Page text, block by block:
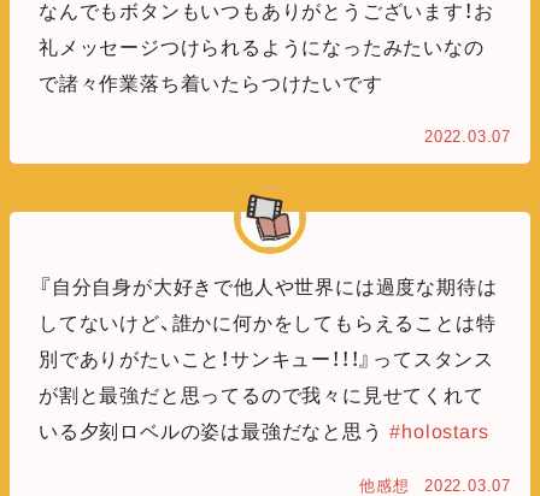
なんでもボタンもいつもありがとうございます！お
礼メッセージつけられるようになったみたいなの
で諸々作業落ち着いたらつけたいです
2022.03.07
『自分自身が大好きで他人や世界には過度な期待は
してないけど、誰かに何かをしてもらえることは特
別でありがたいこと！サンキュー！！！』ってスタンス
が割と最強だと思ってるので我々に見せてくれて
いる夕刻ロベルの姿は最強だなと思う #holostars
他感想 2022.03.07